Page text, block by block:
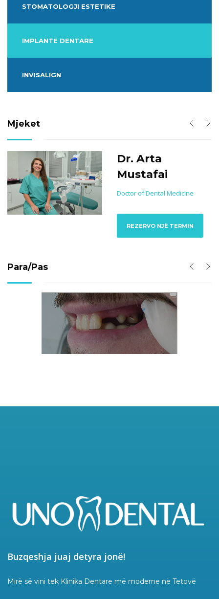
STOMATOLOGJI ESTETIKE
IMPLANTE DENTARE
INVISALIGN
Mjeket
Dr. Arta
Mustafai
Doctor of Dental Medicine
REZERVO NJË TERMIN
Para/Pas
Buzqeshja juaj detyra jonë!
Mirë së vini tek Klinika Dentare më moderne në Tetovë